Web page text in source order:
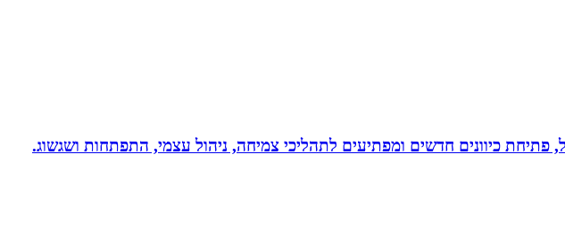
פתיחת כיוונים חדשים ומפתיעים לתהליכי צמיחה, ניהול עצמי, התפתחות ושגשוג.